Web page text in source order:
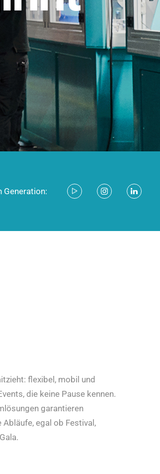
Anwendungen –
Generation:
flexibel, mobil und
die keine Pause kennen.
garantieren
egal ob Festival,